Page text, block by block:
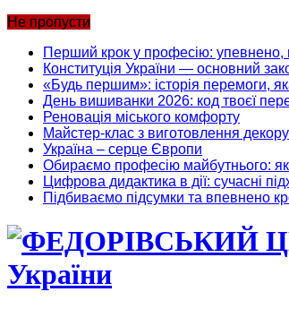
Не пропусти
Перший крок у професію: упевнено,
Конституція України — основний
«Будь першим»: історія перемоги,
День вишиванки 2026: код твоєї
Реновація міського комфорту
Майстер-клас з виготовлення
Україна – серце Європи
Обираємо професію майбутнього:
Цифрова дидактика в дії: сучасні
Підбиваємо підсумки та впевнено
України